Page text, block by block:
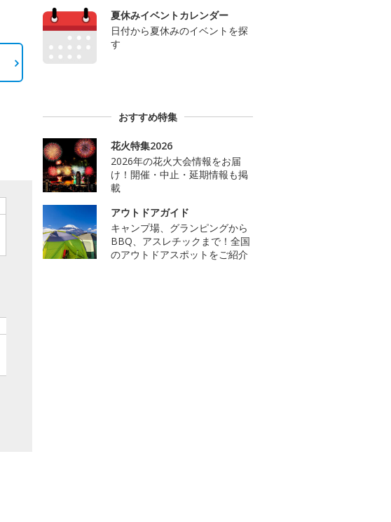
夏休みイベントカレンダー
日付から夏休みのイベントを探
す
おすすめ特集
花火特集2026
2026年の花火大会情報をお届
け！開催・中止・延期情報も掲
載
アウトドアガイド
キャンプ場、グランピングから
BBQ、アスレチックまで！全国
のアウトドアスポットをご紹介